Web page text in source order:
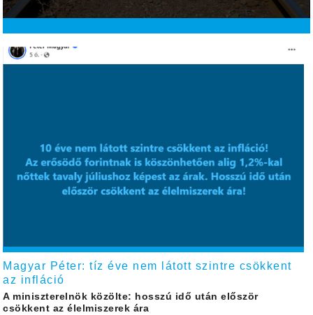
Magyar Péter: tíz éve nem látott szintre csökkent
az infláció
A miniszterelnök közölte: hosszú idő után először
csökkent az élelmiszerek ára